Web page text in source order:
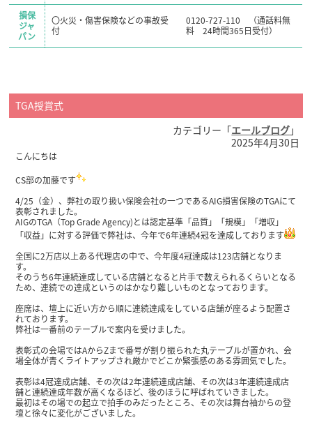
損保
ジャ
パン
〇火災・傷害保険などの事故受
付
0120-727-110 （通話料無
料 24時間365日受付）
TGA授賞式
カテゴリー「エールブログ」
2025年4月30日
こんにちは
CS部の加藤です
4/25（金）、弊社の取り扱い保険会社の一つであるAIG損害保険のTGAにて
表彰されました。
AIGのTGA（Top Grade Agency)とは認定基準「品質」「規模」「増収」
「収益」に対する評価で弊社は、今年で6年連続4冠を達成しております
全国に2万店以上ある代理店の中で、今年度4冠達成は123店舗となりま
す。
そのうち6年連続達成している店舗となると片手で数えられるくらいとなる
ため、連続での達成というのはかなり難しいものとなっております。
座席は、壇上に近い方から順に連続達成をしている店舗が座るよう配置さ
れております。
弊社は一番前のテーブルで案内を受けました。
表彰式の会場ではAからZまで番号が割り振られた丸テーブルが置かれ、会
場全体が青くライトアップされ厳かでどこか緊張感のある雰囲気でした。
表彰は4冠達成店舗、その次は2年連続達成店舗、その次は3年連続達成店
舗と連続達成年数が高くなるほど、後のほうに呼ばれていきました。
最初はその場での起立で拍手のみだったところ、その次は舞台袖からの登
壇と徐々に変化がございました。